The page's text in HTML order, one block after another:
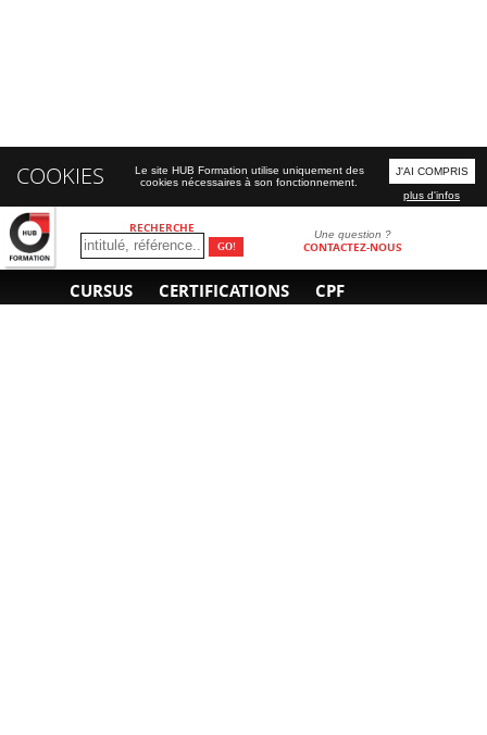
RECHERCHE Une question ?
CONTACTEZ-NOUS
CURSUS CERTIFICATIONS CPF
COOKIES
Le site HUB Formation utilise uniquement des
cookies nécessaires à son fonctionnement.
J'AI COMPRIS
plus d'infos